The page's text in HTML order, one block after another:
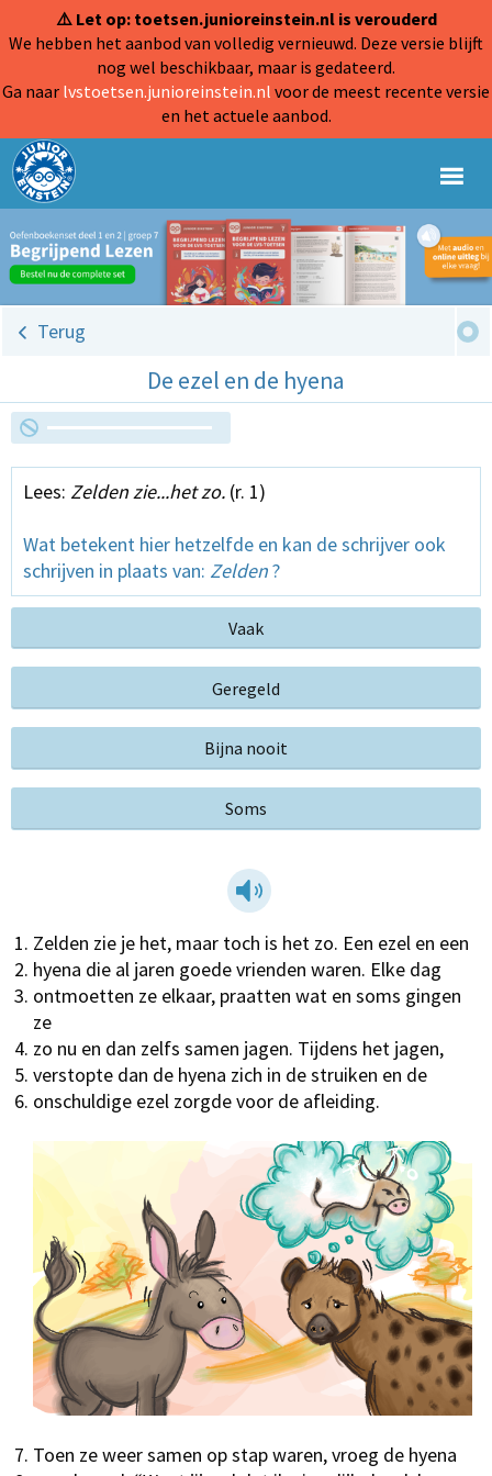
⚠️ Let op: toetsen.junioreinstein.nl is verouderd
We hebben het aanbod van volledig vernieuwd. Deze versie blijft
nog wel beschikbaar, maar is gedateerd.
Ga naar lvstoetsen.junioreinstein.nl voor de meest recente versie
en het actuele aanbod.
Terug
De ezel en de hyena
Lees: Zelden zie...het zo. (r. 1)
Wat betekent hier hetzelfde en kan de schrijver ook
schrijven in plaats van: Zelden?
Vaak
Geregeld
Bijna nooit
Soms
Zelden zie je het, maar toch is het zo. Een ezel en een
hyena die al jaren goede vrienden waren. Elke dag
ontmoetten ze elkaar, praatten wat en soms gingen
ze
zo nu en dan zelfs samen jagen. Tijdens het jagen,
verstopte dan de hyena zich in de struiken en de
onschuldige ezel zorgde voor de afleiding.
Toen ze weer samen op stap waren, vroeg de hyena